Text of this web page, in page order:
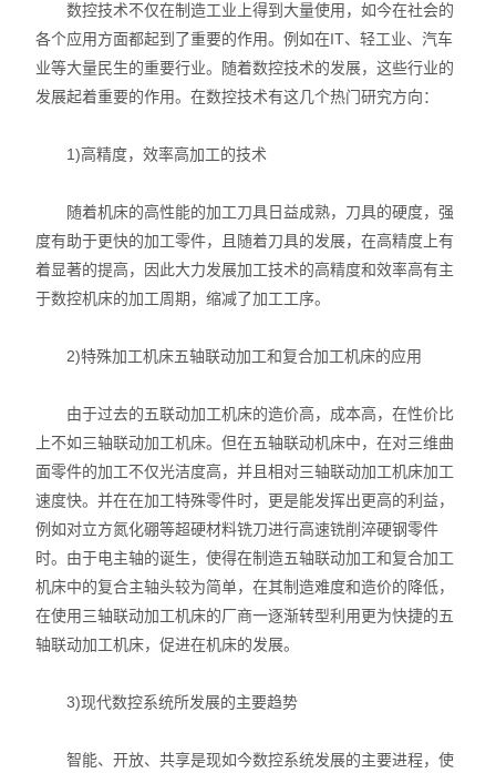
数控技术不仅在制造工业上得到大量使用，如今在社会的
各个应用方面都起到了重要的作用。例如在IT、轻工业、汽车
业等大量民生的重要行业。随着数控技术的发展，这些行业的
发展起着重要的作用。在数控技术有这几个热门研究方向：
1)高精度，效率高加工的技术
随着机床的高性能的加工刀具日益成熟，刀具的硬度，强
度有助于更快的加工零件，且随着刀具的发展，在高精度上有
着显著的提高，因此大力发展加工技术的高精度和效率高有主
于数控机床的加工周期，缩减了加工工序。
2)特殊加工机床五轴联动加工和复合加工机床的应用
由于过去的五联动加工机床的造价高，成本高，在性价比
上不如三轴联动加工机床。但在五轴联动机床中，在对三维曲
面零件的加工不仅光洁度高，并且相对三轴联动加工机床加工
速度快。并在在加工特殊零件时，更是能发挥出更高的利益，
例如对立方氮化硼等超硬材料铣刀进行高速铣削淬硬钢零件
时。由于电主轴的诞生，使得在制造五轴联动加工和复合加工
机床中的复合主轴头较为简单，在其制造难度和造价的降低，
在使用三轴联动加工机床的厂商一逐渐转型利用更为快捷的五
轴联动加工机床，促进在机床的发展。
3)现代数控系统所发展的主要趋势
智能、开放、共享是现如今数控系统发展的主要进程，使